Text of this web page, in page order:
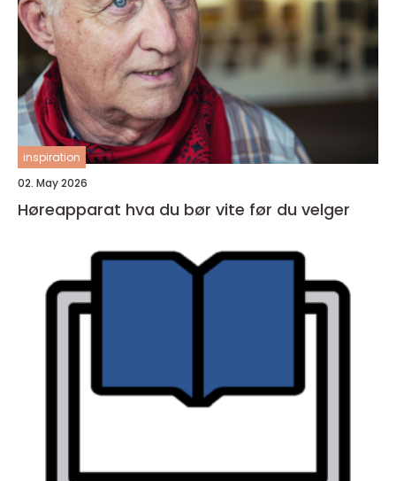
inspiration
02. May 2026
Høreapparat hva du bør vite før du velger